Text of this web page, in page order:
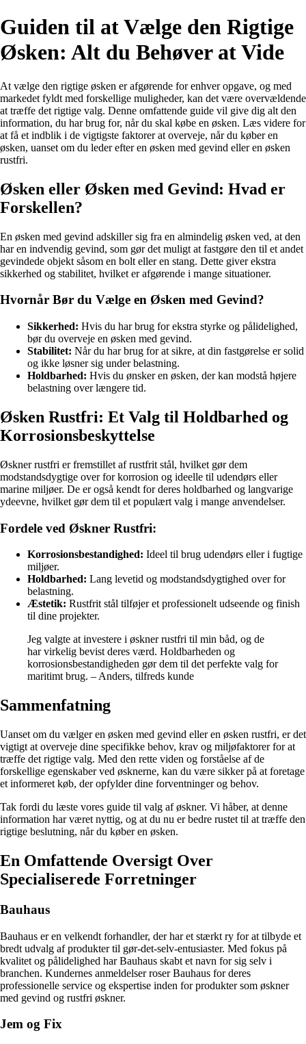
Guiden til at Vælge den Rigtige
Øsken: Alt du Behøver at Vide
At vælge den rigtige øsken er afgørende for enhver opgave, og med
markedet fyldt med forskellige muligheder, kan det være overvældende
at træffe det rigtige valg. Denne omfattende guide vil give dig alt den
information, du har brug for, når du skal købe en øsken. Læs videre for
at få et indblik i de vigtigste faktorer at overveje, når du køber en
øsken, uanset om du leder efter en øsken med gevind eller en øsken
rustfri.
Øsken eller Øsken med Gevind: Hvad er
Forskellen?
En øsken med gevind adskiller sig fra en almindelig øsken ved, at den
har en indvendig gevind, som gør det muligt at fastgøre den til et andet
gevindede objekt såsom en bolt eller en stang. Dette giver ekstra
sikkerhed og stabilitet, hvilket er afgørende i mange situationer.
Hvornår Bør du Vælge en Øsken med Gevind?
Sikkerhed: Hvis du har brug for ekstra styrke og pålidelighed,
bør du overveje en øsken med gevind.
Stabilitet: Når du har brug for at sikre, at din fastgørelse er solid
og ikke løsner sig under belastning.
Holdbarhed: Hvis du ønsker en øsken, der kan modstå højere
belastning over længere tid.
Øsken Rustfri: Et Valg til Holdbarhed og
Korrosionsbeskyttelse
Øskner rustfri er fremstillet af rustfrit stål, hvilket gør dem
modstandsdygtige over for korrosion og ideelle til udendørs eller
marine miljøer. De er også kendt for deres holdbarhed og langvarige
ydeevne, hvilket gør dem til et populært valg i mange anvendelser.
Fordele ved Øskner Rustfri:
Korrosionsbestandighed: Ideel til brug udendørs eller i fugtige
miljøer.
Holdbarhed: Lang levetid og modstandsdygtighed over for
belastning.
Æstetik: Rustfrit stål tilføjer et professionelt udseende og finish
til dine projekter.
Jeg valgte at investere i øskner rustfri til min båd, og de
har virkelig bevist deres værd. Holdbarheden og
korrosionsbestandigheden gør dem til det perfekte valg for
maritimt brug. – Anders, tilfreds kunde
Sammenfatning
Uanset om du vælger en øsken med gevind eller en øsken rustfri, er det
vigtigt at overveje dine specifikke behov, krav og miljøfaktorer for at
træffe det rigtige valg. Med den rette viden og forståelse af de
forskellige egenskaber ved øsknerne, kan du være sikker på at foretage
et informeret køb, der opfylder dine forventninger og behov.
Tak fordi du læste vores guide til valg af øskner. Vi håber, at denne
information har været nyttig, og at du nu er bedre rustet til at træffe den
rigtige beslutning, når du køber en øsken.
En Omfattende Oversigt Over
Specialiserede Forretninger
Bauhaus
Bauhaus er en velkendt forhandler, der har et stærkt ry for at tilbyde et
bredt udvalg af produkter til gør-det-selv-entusiaster. Med fokus på
kvalitet og pålidelighed har Bauhaus skabt et navn for sig selv i
branchen. Kundernes anmeldelser roser Bauhaus for deres
professionelle service og ekspertise inden for produkter som øskner
med gevind og rustfri øskner.
Jem og Fix